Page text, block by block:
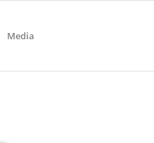
Media